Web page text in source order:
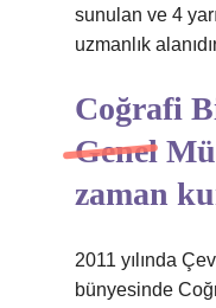
sunulan ve 4
uzmanlık
Coğrafi
Genel
zaman
2011 yılında
bünyesinde